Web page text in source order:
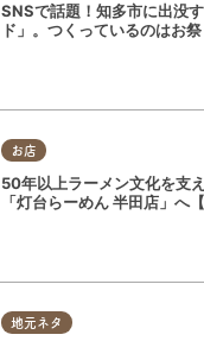
SNSで話題！知多市に出没
ド」。つくっているのはお
お店
50年以上ラーメン文化を支
「灯台らーめん 半田店」へ
地元ネタ